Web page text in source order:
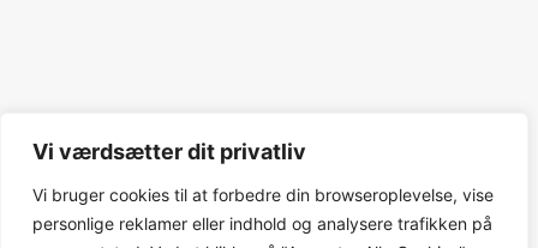
Vi værdsætter dit privatliv
Vi bruger cookies til at forbedre din browseroplevelse, vise
personlige reklamer eller indhold og analysere trafikken på